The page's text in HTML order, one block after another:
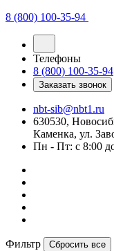
8 (800) 100-35-94
Телефоны
8 (800) 100-35-94
Заказать звонок
nbt-sib@nbt1.ru
630530,
Каменка, ул.
Пн - Пт: с 8:00
Фильтр Сбросить все